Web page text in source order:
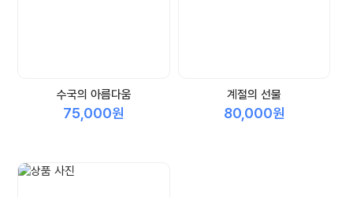
수국의 아름다움
75,000원
계절의 선물
80,000원